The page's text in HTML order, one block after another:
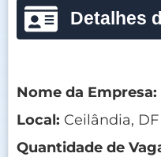
Detalhes
Nome da Empresa:
Local: Ceilândia, DF
Quantidade de